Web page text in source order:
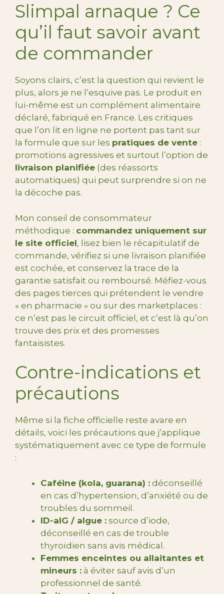
Slimpal arnaque ? Ce
qu’il faut savoir avant
de commander
Soyons clairs, c’est la question qui revient le
plus, alors je ne l’esquive pas. Le produit en
lui-même est un complément alimentaire
déclaré, fabriqué en France. Les critiques
que l’on lit en ligne ne portent pas tant sur
la formule que sur les pratiques de vente :
promotions agressives et surtout l’option de
livraison planifiée (des réassorts
automatiques) qui peut surprendre si on ne
la décoche pas.
Mon conseil de consommateur
méthodique : commandez uniquement sur
le site officiel, lisez bien le récapitulatif de
commande, vérifiez si une livraison planifiée
est cochée, et conservez la trace de la
garantie satisfait ou remboursé. Méfiez-vous
des pages tierces qui prétendent le vendre
« en pharmacie » ou sur des marketplaces :
ce n’est pas le circuit officiel, et c’est là qu’on
trouve des prix et des promesses
fantaisistes.
Contre-indications et
précautions
Même si la fiche officielle reste avare en
détails, voici les précautions que j’applique
systématiquement avec ce type de formule
:
Caféine (kola, guarana) : déconseillé
en cas d’hypertension, d’anxiété ou de
troubles du sommeil.
ID-alG / algue : source d’iode,
déconseillé en cas de trouble
thyroïdien sans avis médical.
Femmes enceintes ou allaitantes et
mineurs : à éviter sauf avis d’un
professionnel de santé.